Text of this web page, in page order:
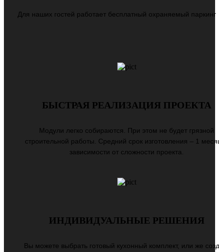
Для наших гостей работает бесплатный охраняемый паркинг
БЫСТРАЯ РЕАЛИЗАЦИЯ ПРОЕКТА
Модули легко собираются. При этом не будет грязной
строительной работы. Средний срок изготовления – 1
зависимости от сложности проекта.
ИНДИВИДУАЛЬНЫЕ РЕШЕНИЯ
Вы можете выбрать готовый кухонный комплект, или же